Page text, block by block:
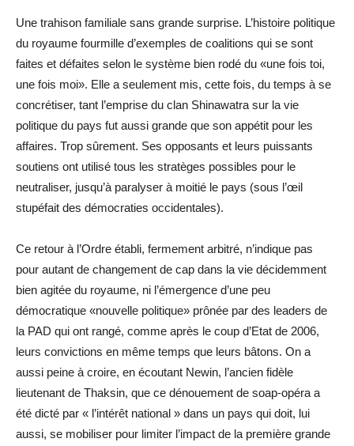
Une trahison familiale sans grande surprise. L’histoire politique
du royaume fourmille d’exemples de coalitions qui se sont
faites et défaites selon le système bien rodé du «une fois toi,
une fois moi». Elle a seulement mis, cette fois, du temps à se
concrétiser, tant l’emprise du clan Shinawatra sur la vie
politique du pays fut aussi grande que son appétit pour les
affaires. Trop sûrement. Ses opposants et leurs puissants
soutiens ont utilisé tous les stratèges possibles pour le
neutraliser, jusqu’à paralyser à moitié le pays (sous l’œil
stupéfait des démocraties occidentales).
Ce retour à l’Ordre établi, fermement arbitré, n’indique pas
pour autant de changement de cap dans la vie décidemment
bien agitée du royaume, ni l’émergence d’une peu
démocratique «nouvelle politique» prônée par des leaders de
la PAD qui ont rangé, comme après le coup d’Etat de 2006,
leurs convictions en même temps que leurs bâtons. On a
aussi peine à croire, en écoutant Newin, l’ancien fidèle
lieutenant de Thaksin, que ce dénouement de soap-opéra a
été dicté par « l’intérêt national » dans un pays qui doit, lui
aussi, se mobiliser pour limiter l’impact de la première grande